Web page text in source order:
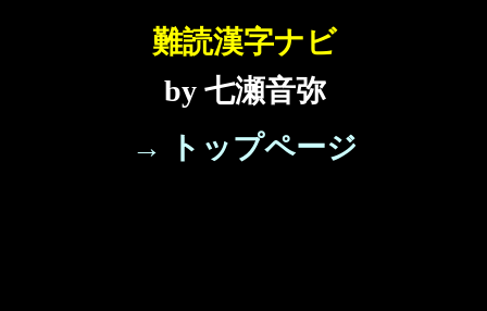
難読漢字ナビ
by 七瀬音弥
→ トップページ